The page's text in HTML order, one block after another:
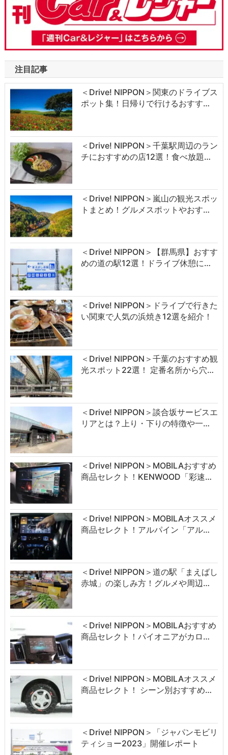
注目記事
＜Drive! NIPPON＞関東のドライブス
ポット集！日帰りで行けるおすす…
＜Drive! NIPPON＞千葉駅周辺のラン
チにおすすめの店12選！食べ放題…
＜Drive! NIPPON＞嵐山の観光スポッ
トまとめ！グルメスポットやおす…
＜Drive! NIPPON＞【群馬県】おすす
めの道の駅12選！ドライブ休憩に…
＜Drive! NIPPON＞ドライブで行きた
い関東で人気の浜焼き12選を紹介！
＜Drive! NIPPON＞千葉のおすすめ観
光スポット22選！ 定番名所から穴…
＜Drive! NIPPON＞談合坂サービスエ
リアとは？上り・下りの特徴や一…
＜Drive! NIPPON＞MOBILAおすすめ
商品セレクト！KENWOOD「彩速…
＜Drive! NIPPON＞MOBILAオススメ
商品セレクト！アルパイン「アル…
＜Drive! NIPPON＞道の駅「まえばし
赤城」の楽しみ方！グルメや周辺…
＜Drive! NIPPON＞MOBILAおすすめ
商品セレクト！パイオニアがカロ…
＜Drive! NIPPON＞MOBILAオススメ
商品セレクト！ シーン別おすすめ…
＜Drive! NIPPON＞「ジャパンモビリ
ティショー2023」開催レポート